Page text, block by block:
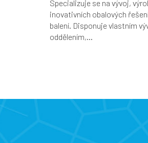
Specializuje se na vývoj,
inovativních obalových
balení. Disponuje vlastním
oddělením,...